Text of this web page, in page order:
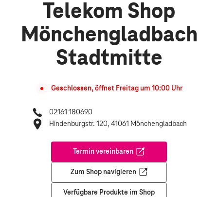
Telekom Shop
Mönchengladbach
Stadtmitte
Geschlossen, öffnet Freitag um 10:00 Uhr
02161 180690
Hindenburgstr. 120, 41061 Mönchengladbach
Termin vereinbaren
Öffnet in einem neuen Tab
Zum Shop navigieren
Öffnet in einem neuen Tab
Verfügbare Produkte im Shop